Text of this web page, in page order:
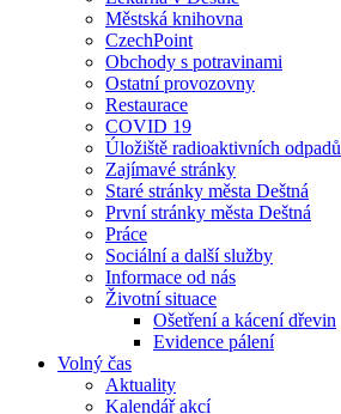
Městská knihovna
CzechPoint
Obchody s potravinami
Ostatní provozovny
Restaurace
COVID 19
Úložiště radioaktivních odpadů
Zajímavé stránky
Staré stránky města Deštná
První stránky města Deštná
Práce
Sociální a další služby
Informace od nás
Životní situace
Ošetření a kácení dřevin
Evidence pálení
Volný čas
Aktuality
Kalendář akcí